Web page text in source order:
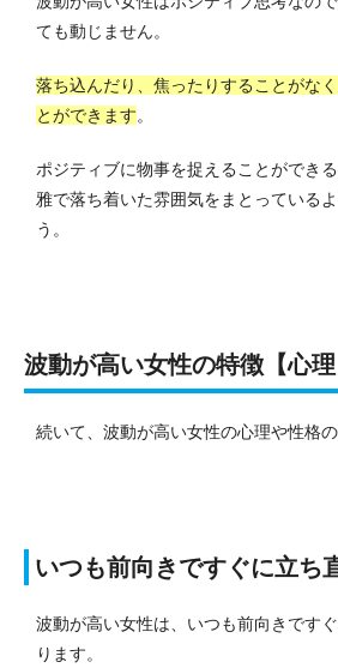
ても動じません。
落ち込んだり、焦ったりすることがな
とができます。
ポジティブに物事を捉えることができ
雅で落ち着いた雰囲気をまとっている
う。
波動が高い女性の特徴【心理
続いて、波動が高い女性の心理や性格の
いつも前向きですぐに立ち
波動が高い女性は、いつも前向きです
ります。